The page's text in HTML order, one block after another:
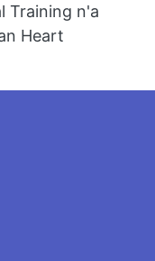
Training n'a
Heart